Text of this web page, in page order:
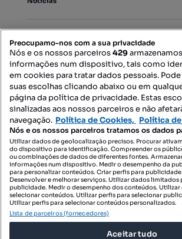
Mapa do Site
Contacte-nos
SIGA-NOS:
DESCARREGAR NA:
Preocupamo-nos com a sua privacidade
Nós e os nossos parceiros429
informações num dispositivo, tais como
em cookies para tratar dados pessoais.
suas escolhas clicando abaixo ou em
página da política de privacidade. Estas
sinalizadas aos nossos parceiros e não
navegação. Política de Cookies, Política
Nós e os nossos parceiros tratamos os dados
Utilizar dados de geolocalização precisos. Procurar
do dispositivo para identificação. Compreender os
ou combinações de dados de diferentes fontes.
informações num dispositivo. Medir o desempenho da
para personalizar conteúdos. Criar perfis para
Desenvolver e melhorar serviços. Utilizar dados limitados
publicidade. Medir o desempenho dos conteúdos.
selecionar conteúdos. Utilizar perfis para selecionar
Utilizar perfis para selecionar conteúdos personalizados.
Lista de parceiros (fornecedores)
Aceitar tudo